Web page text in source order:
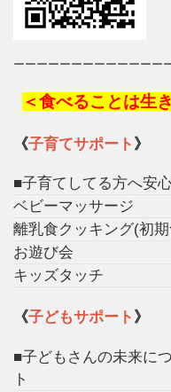
ーーーーーーーーーーーーー
＜食べることは生
《子育てサポート 》
■子育てしてる方へ安
ベビーマッサージ
離乳食クッキング(初
お遊び会
キッズタッチ
《子どもサポート 》
■子どもさんの未来に
ト